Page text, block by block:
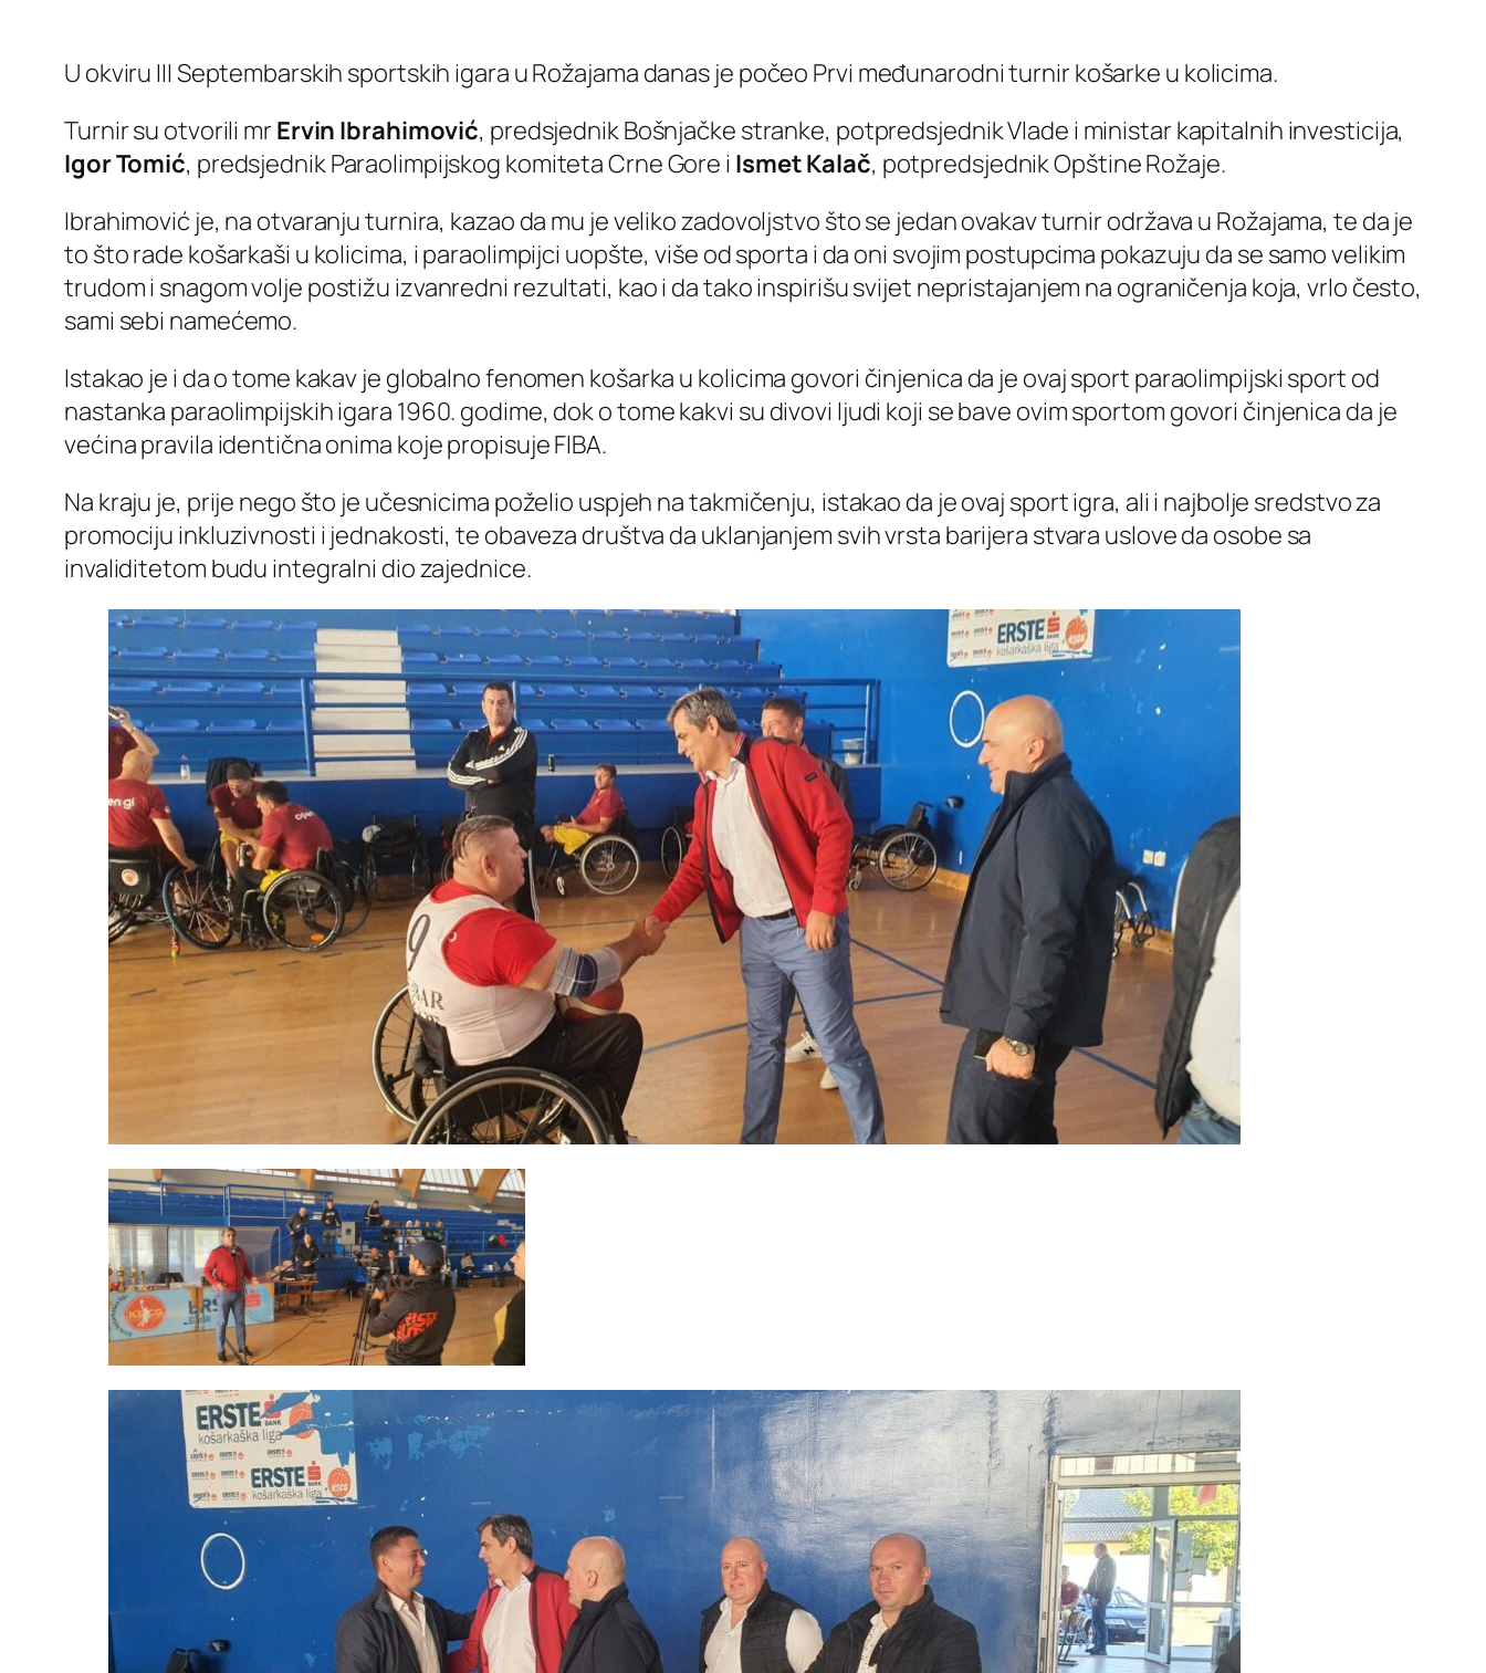
U okviru III Septembarskih sportskih igara u Rožajama danas je počeo Prvi međunarodni turnir košarke u kolicima.
Turnir su otvorili mr Ervin Ibrahimović, predsjednik Bošnjačke stranke, potpredsjednik Vlade i ministar kapitalnih investicija,
Igor Tomić, predsjednik Paraolimpijskog komiteta Crne Gore i Ismet Kalač, potpredsjednik Opštine Rožaje.
Ibrahimović je, na otvaranju turnira, kazao da mu je veliko zadovoljstvo što se jedan ovakav turnir održava u Rožajama, te da je
to što rade košarkaši u kolicima, i paraolimpijci uopšte, više od sporta i da oni svojim postupcima pokazuju da se samo velikim
trudom i snagom volje postižu izvanredni rezultati, kao i da tako inspirišu svijet nepristajanjem na ograničenja koja, vrlo često,
sami sebi namećemo.
Istakao je i da o tome kakav je globalno fenomen košarka u kolicima govori činjenica da je ovaj sport paraolimpijski sport od
nastanka paraolimpijskih igara 1960. godime, dok o tome kakvi su divovi ljudi koji se bave ovim sportom govori činjenica da je
većina pravila identična onima koje propisuje FIBA.
Na kraju je, prije nego što je učesnicima poželio uspjeh na takmičenju, istakao da je ovaj sport igra, ali i najbolje sredstvo za
promociju inkluzivnosti i jednakosti, te obaveza društva da uklanjanjem svih vrsta barijera stvara uslove da osobe sa
invaliditetom budu integralni dio zajednice.